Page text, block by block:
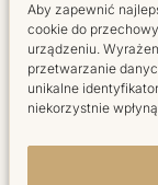
Aby zapewnić
cookie do
urządzeniu.
przetwarzanie
unikalne
niekorzystnie
Salon
Tworzymy